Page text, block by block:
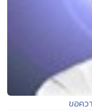
ขอคว